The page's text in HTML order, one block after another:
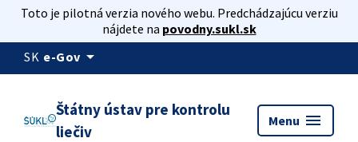
Toto je pilotná verzia nového webu. Predchádzajúcu verziu
nájdete na povodny.sukl.sk
SK e-Gov arrow_drop_down
Štátny ústav pre kontrolu
liečiv
Menu menu